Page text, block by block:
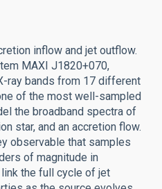
inflow and jet outflow.
MAXI J1820+070,
ray bands from 17 different
of the most well-sampled
the broadband spectra of
star, and an accretion flow.
observable that samples
of magnitude in
the full cycle of jet